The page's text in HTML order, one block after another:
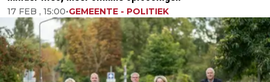
17 FEB , 15:00•GEMEENTE - POLITIEK